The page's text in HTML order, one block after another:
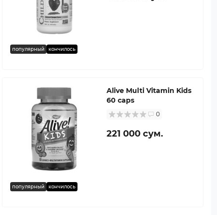
популярный кончилось
популярный кончилось
Alive Multi Vitamin Kids
60 caps
0
221 000 сум.